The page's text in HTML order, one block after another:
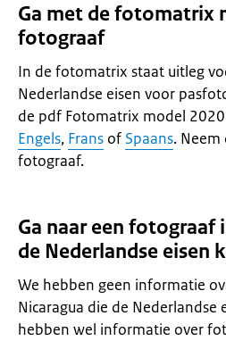
Ga met de fotomatrix
fotograaf
In de fotomatrix staat uitleg
Nederlandse eisen voor
de pdf Fotomatrix model
Engels, Frans of Spaans. Neem
fotograaf.
Ga naar een fotograaf
de Nederlandse eisen
We hebben geen informatie
Nicaragua die de Nederlandse
hebben wel informatie over